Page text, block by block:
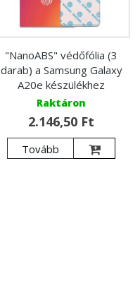
"NanoABS" védőfólia (3
darab) a Samsung Galaxy
A20e készülékhez
Raktáron
2.146,50 Ft
Tovább